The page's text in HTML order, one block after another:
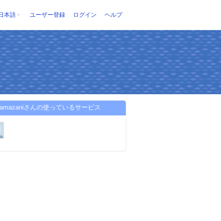
本語 ユーザー登録 ログイン ヘルプ
さんの使っているサービス